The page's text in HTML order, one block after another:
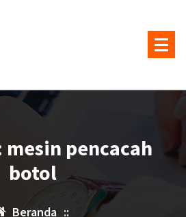
mesin pencacah
botol
Beranda ::